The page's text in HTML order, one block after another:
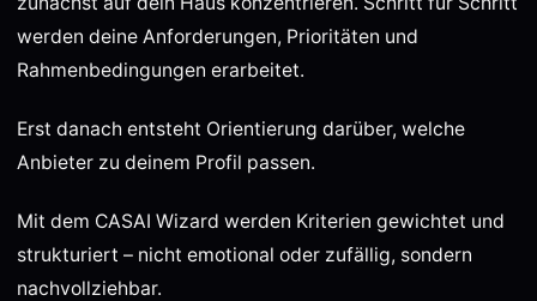
werden deine Anforderungen, Prioritäten und
Rahmenbedingungen erarbeitet.
Erst danach entsteht Orientierung darüber, welche
Anbieter zu deinem Profil passen.
Mit dem CASAI Wizard werden Kriterien gewichtet und
strukturiert – nicht emotional oder zufällig, sondern
nachvollziehbar.